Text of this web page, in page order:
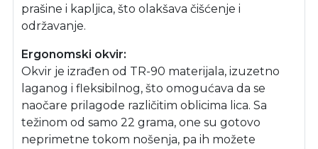
prašine i kapljica, što olakšava čišćenje i
održavanje.
Ergonomski okvir:
Okvir je izrađen od TR-90 materijala, izuzetno
laganog i fleksibilnog, što omogućava da se
naočare prilagode različitim oblicima lica. Sa
težinom od samo 22 grama, one su gotovo
neprimetne tokom nošenja, pa ih možete